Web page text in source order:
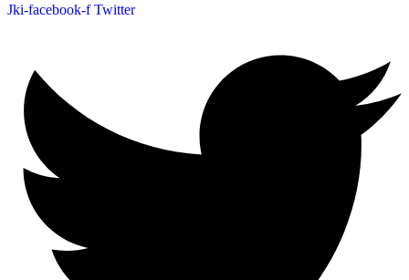
Jki-facebook-f Twitter